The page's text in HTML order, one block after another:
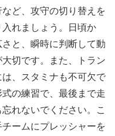
ど、攻守の切り替えを
れましょう。日頃か
と、瞬時に判断して動
切です。また、トラン
、スタミナも不可欠で
の練習で、最後まで走
れないでください。こ
ームにプレッシャーを